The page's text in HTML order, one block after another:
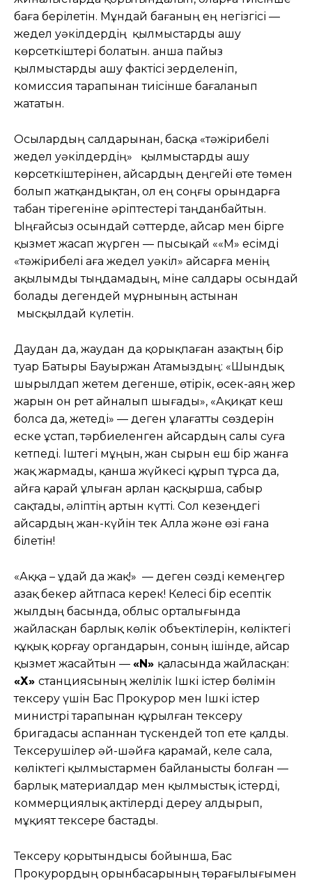
баға берілетін. Мұндай бағаның ең негізгісі —
жедел уәкілдердің қылмыстарды ашу
көрсеткіштері болатын. Қанша пайыз
қылмыстарды ашу фактісі зерделеніп,
комиссия тарапынан тиісінше бағаланып
жататын.
Осылардың салдарынан, басқа «тәжірибелі
жедел уәкілдердің» қылмыстарды ашу
көрсеткіштерінен, Қайсардың деңгейі өте төмен
болып жатқандықтан, ол ең соңғы орындарға
табан тірегеніне әріптестері таңданбайтын.
Ыңғайсыз осындай сәттерде, Қайсар мен бірге
қызмет жасап жүрген — пысықай ««М» есімді
«тәжірибелі аға жедел уәкіл» Қайсарға менің
ақылымды тыңдамадың, міне салдары осындай
болады дегендей мұрнының астынан
мысқылдай күлетін.
Даудан да, жаудан да қорықпаған Қазақтың бір
туар Батыры Бауыржан Атамыздың: «Шындық
шырылдап жетем дегенше, өтірік, өсек-аяң жер
жарын он рет айналып шығады», «Ақиқат кеш
болса да, жетеді» — деген ұлағатты сөздерін
еске ұстап, тәрбиеленген Қайсардың салы суға
кетпеді. Іштегі мұңын, жан сырын еш бір жанға
жақ жармады, қанша жүйкесі құрып тұрса да,
айға қарай ұлыған арлан қасқырша, сабыр
сақтады, әліптің артын күтті. Сол кезеңдегі
Қайсардың жан-күйін тек Алла және өзі ғана
білетін!
«Аққа – Құдай да жақ!» — деген сөзді кемеңгер
Қазақ бекер айтпаса керек! Келесі бір есептік
жылдың басында, облыс орталығында
жайласқан барлық көлік объектілерін, көліктегі
құқық қорғау органдарын, соның ішінде, Қайсар
қызмет жасайтын — «N» қаласында жайласқан:
«Х» станциясының желілік Ішкі істер бөлімін
тексеру үшін Бас Прокурор мен Ішкі істер
министрі тарапынан құрылған тексеру
бригадасы аспаннан түскендей топ ете қалды.
Тексерушілер әй-шәйға қарамай, келе сала,
көліктегі қылмыстармен байланысты болған —
барлық материалдар мен қылмыстық істерді,
коммерциялық актілерді дереу алдырып,
мұқият тексере бастады.
Тексеру қорытындысы бойынша, Бас
Прокурордың орынбасарының төрағылығымен